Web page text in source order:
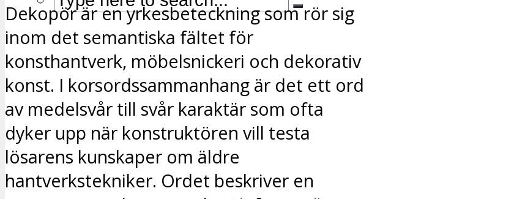
Dekopör är en yrkesbeteckning som rör sig
inom det semantiska fältet för
konsthantverk, möbelsnickeri och dekorativ
konst. I korsordssammanhang är det ett ord
av medelsvår till svår karaktär som ofta
dyker upp när konstruktören vill testa
lösarens kunskaper om äldre
hantverkstekniker. Ordet beskriver en